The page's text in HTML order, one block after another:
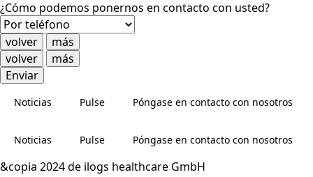
¿Cómo podemos ponernos en contacto con usted?
volver
más
volver
más
Enviar
Noticias Pulse Póngase en contacto con nosotros
Noticias Pulse Póngase en contacto con nosotros
&copia 2024 de ilogs healthcare GmbH